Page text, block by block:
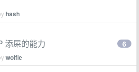
hash
添屎的能力
wolfie
6